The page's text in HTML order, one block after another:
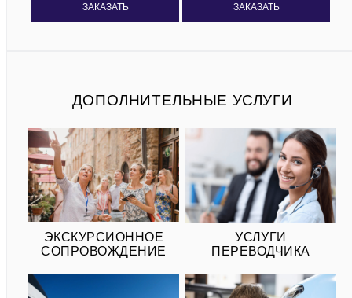
ЗАКАЗАТЬ ЗАКАЗАТЬ
ДОПОЛНИТЕЛЬНЫЕ УСЛУГИ
ЭКСКУРСИОННОЕ
СОПРОВОЖДЕНИЕ
УСЛУГИ
ПЕРЕВОДЧИКА